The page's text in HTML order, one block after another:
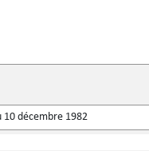
10 décembre 1982